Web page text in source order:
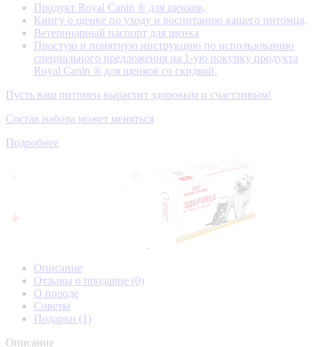
Продукт Royal Canin ® для щенков,
Книгу о щенке по уходу и воспитанию вашего питомца,
Ветеринарный паспорт для щенка
Простую и понятную инструкцию по использованию
специального предложения на 1-ую покупку продукта
Royal Canin ® для щенков со скидкой.
Пусть ваш питомец вырастит здоровым и счастливым!
Состав набора может меняться
Подробнее
Описание
Отзывы о продавце (0)
О породе
Советы
Подарки (1)
Описание